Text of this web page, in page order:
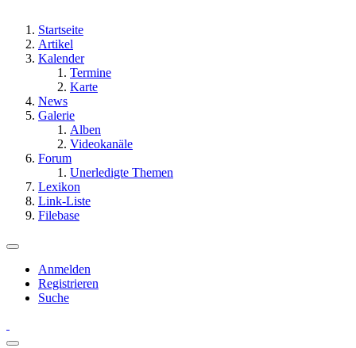
Startseite
Artikel
Kalender
Termine
Karte
News
Galerie
Alben
Videokanäle
Forum
Unerledigte Themen
Lexikon
Link-Liste
Filebase
Anmelden
Registrieren
Suche